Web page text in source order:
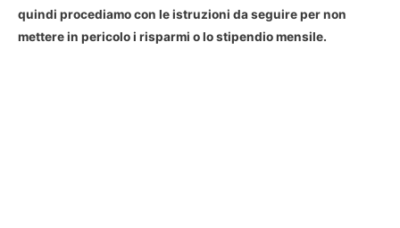
quindi procediamo con le istruzioni da seguire per non
mettere in pericolo i risparmi o lo stipendio mensile.